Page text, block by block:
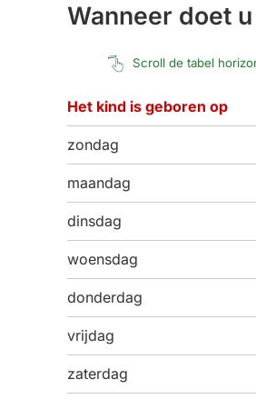
Wanneer doet
Scroll de tabel
Het kind is geboren op
zondag
maandag
dinsdag
woensdag
donderdag
vrijdag
zaterdag